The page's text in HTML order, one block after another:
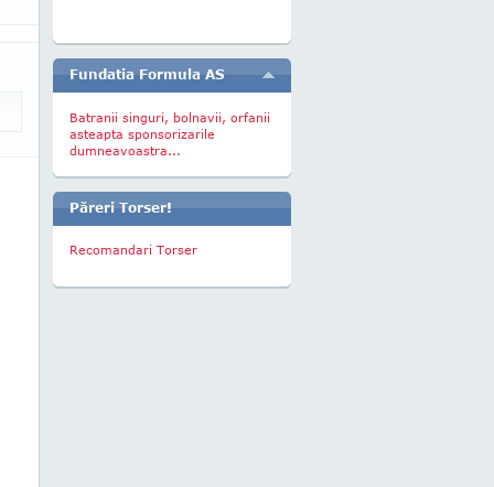
Fundatia Formula AS
Batranii singuri, bolnavii, orfanii
asteapta sponsorizarile
dumneavoastra...
Păreri Torser!
Recomandari Torser